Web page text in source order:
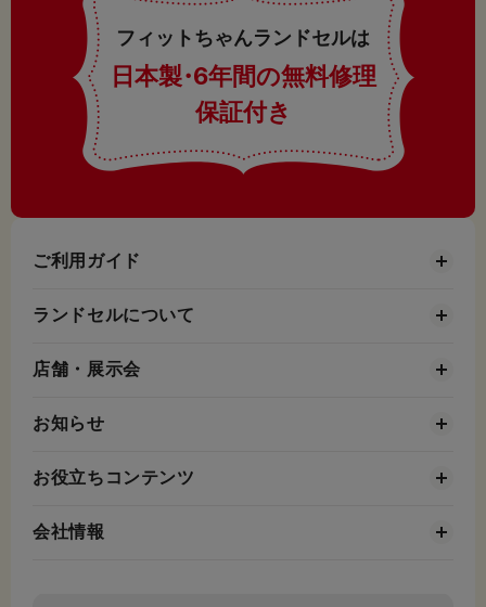
フィットちゃんランドセルは
日本製・6年間の無料修理
保証付き
ご利用ガイド
ランドセルについて
店舗・展示会
お知らせ
お役立ちコンテンツ
会社情報